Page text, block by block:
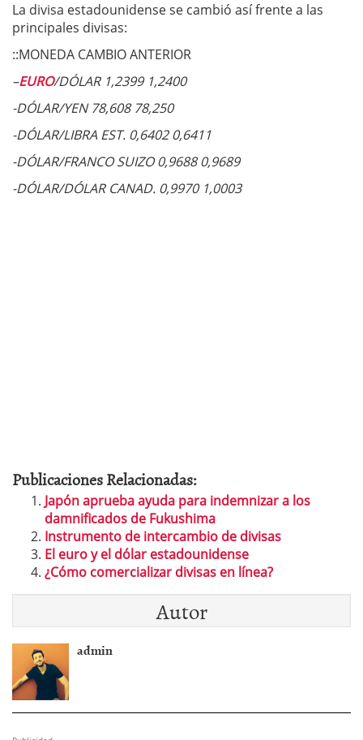
La divisa estadounidense se cambió así frente a las
principales divisas:
::MONEDA CAMBIO ANTERIOR
–EURO/DÓLAR 1,2399 1,2400
-DÓLAR/YEN 78,608 78,250
-DÓLAR/LIBRA EST. 0,6402 0,6411
-DÓLAR/FRANCO SUIZO 0,9688 0,9689
-DÓLAR/DÓLAR CANAD. 0,9970 1,0003
Publicaciones Relacionadas:
Japón aprueba ayuda para indemnizar a los
damnificados de Fukushima
Instrumento de intercambio de divisas
El euro y el dólar estadounidense
¿Cómo comercializar divisas en línea?
Autor
admin